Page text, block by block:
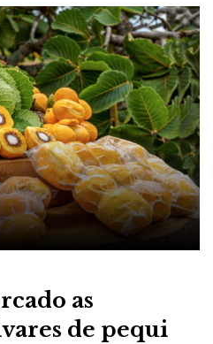
as
de pequi